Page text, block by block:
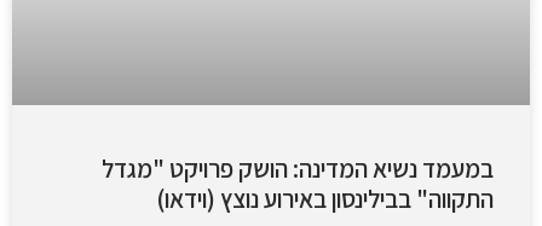
במעמד נשיא המדינה: הושק פרויקט "מגדל
התקווה" בבילינסון באירוע נוצץ (וידאו)